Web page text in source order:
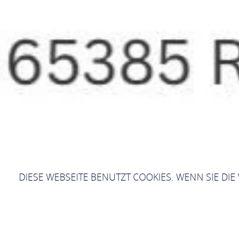
DIESE WEBSEITE BENUTZT COOKIES. WENN SIE